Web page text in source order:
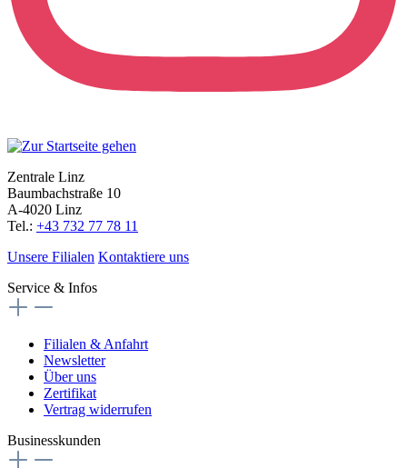
Zentrale Linz
Baumbachstraße 10
A-4020 Linz
Tel.: +43 732 77 78 11
Unsere Filialen Kontaktiere uns
Service & Infos
Filialen & Anfahrt
Newsletter
Über uns
Zertifikat
Vertrag widerrufen
Businesskunden